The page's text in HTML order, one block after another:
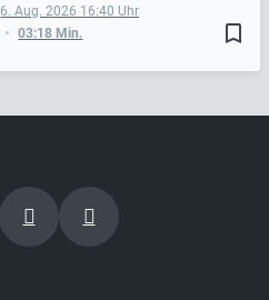
bookmark_border
6. Aug. 2026 16:40
03:18 Min.